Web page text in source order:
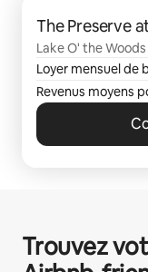
The Preserve
Lake O' the
Arlington, TX
Loyer mensuel de
Revenus moyens
Trouvez